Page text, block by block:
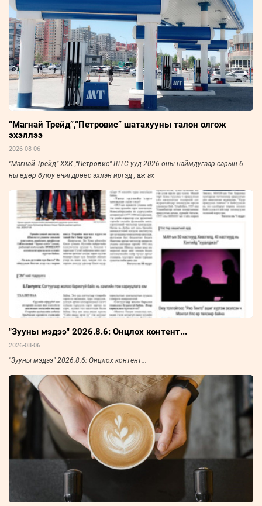
“Магнай Трейд”,“Петровис” шатахууны талон олгож
эхэллээ
2026-08-06
“Магнай Трейд” ХХК ,“Петровис” ШТС-ууд 2026 оны наймдугаар сарын 6-
ны өдөр буюу өчигдрөөс эхлэн иргэд , аж ах
"Зууны мэдээ" 2026.8.6: Онцлох контент...
2026-08-06
"Зууны мэдээ" 2026.8.6: Онцлох контент...